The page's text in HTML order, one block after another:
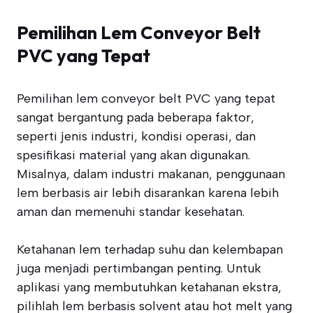
Pemilihan Lem Conveyor Belt
PVC yang Tepat
Pemilihan lem conveyor belt PVC yang tepat
sangat bergantung pada beberapa faktor,
seperti jenis industri, kondisi operasi, dan
spesifikasi material yang akan digunakan.
Misalnya, dalam industri makanan, penggunaan
lem berbasis air lebih disarankan karena lebih
aman dan memenuhi standar kesehatan.
Ketahanan lem terhadap suhu dan kelembapan
juga menjadi pertimbangan penting. Untuk
aplikasi yang membutuhkan ketahanan ekstra,
pilihlah lem berbasis solvent atau hot melt yang